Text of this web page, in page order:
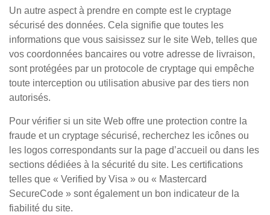
Un autre aspect à prendre en compte est le cryptage
sécurisé des données. Cela signifie que toutes les
informations que vous saisissez sur le site Web, telles que
vos coordonnées bancaires ou votre adresse de livraison,
sont protégées par un protocole de cryptage qui empêche
toute interception ou utilisation abusive par des tiers non
autorisés.
Pour vérifier si un site Web offre une protection contre la
fraude et un cryptage sécurisé, recherchez les icônes ou
les logos correspondants sur la page d’accueil ou dans les
sections dédiées à la sécurité du site. Les certifications
telles que « Verified by Visa » ou « Mastercard
SecureCode » sont également un bon indicateur de la
fiabilité du site.